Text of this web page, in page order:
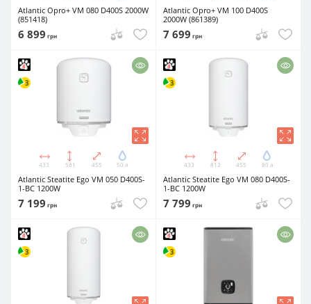
Atlantic Opro+ VM 080 D400S 2000W
(851418)
6 899 грн
Atlantic Opro+ VM 100 D400S
2000W (861389)
7 699 грн
433 581 455 50 л
Atlantic Steatite Ego VM 050 D400S-
1-BC 1200W
7 199 грн
433 813 455 80 л
Atlantic Steatite Ego VM 080 D400S-
1-BC 1200W
7 799 грн